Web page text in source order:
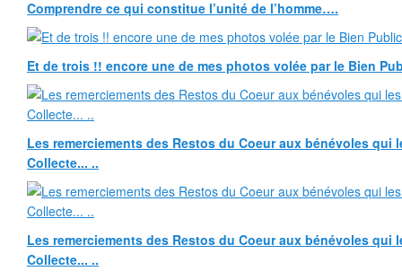
Comprendre ce qui constitue l’unité de l’homme….
Et de trois !! encore une de mes photos volée par le Bien
Les remerciements des Restos du Coeur aux bénévoles qui
Collecte... ..
Les remerciements des Restos du Coeur aux bénévoles qui
Collecte... ..